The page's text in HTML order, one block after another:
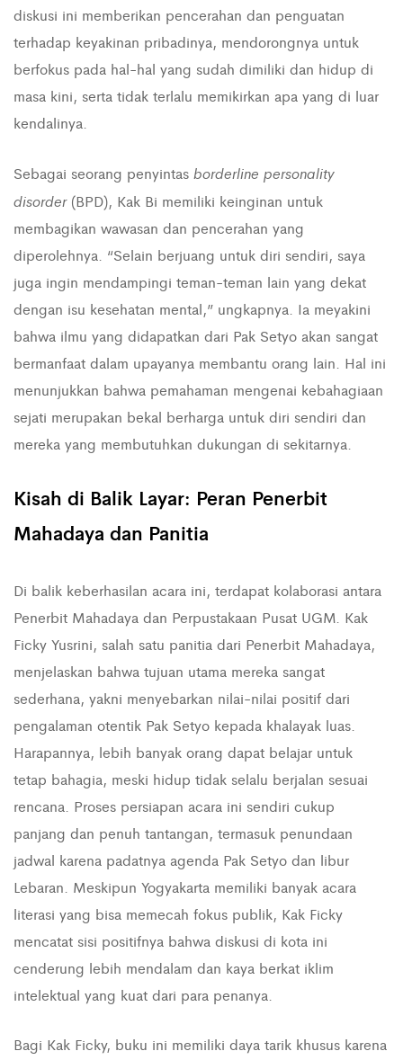
diskusi ini memberikan pencerahan dan penguatan
terhadap keyakinan pribadinya, mendorongnya untuk
berfokus pada hal-hal yang sudah dimiliki dan hidup di
masa kini, serta tidak terlalu memikirkan apa yang di luar
kendalinya.
Sebagai seorang penyintas borderline personality
disorder (BPD), Kak Bi memiliki keinginan untuk
membagikan wawasan dan pencerahan yang
diperolehnya. “Selain berjuang untuk diri sendiri, saya
juga ingin mendampingi teman-teman lain yang dekat
dengan isu kesehatan mental,” ungkapnya. Ia meyakini
bahwa ilmu yang didapatkan dari Pak Setyo akan sangat
bermanfaat dalam upayanya membantu orang lain. Hal ini
menunjukkan bahwa pemahaman mengenai kebahagiaan
sejati merupakan bekal berharga untuk diri sendiri dan
mereka yang membutuhkan dukungan di sekitarnya.
Kisah di Balik Layar: Peran Penerbit
Mahadaya dan Panitia
Di balik keberhasilan acara ini, terdapat kolaborasi antara
Penerbit Mahadaya dan Perpustakaan Pusat UGM. Kak
Ficky Yusrini, salah satu panitia dari Penerbit Mahadaya,
menjelaskan bahwa tujuan utama mereka sangat
sederhana, yakni menyebarkan nilai-nilai positif dari
pengalaman otentik Pak Setyo kepada khalayak luas.
Harapannya, lebih banyak orang dapat belajar untuk
tetap bahagia, meski hidup tidak selalu berjalan sesuai
rencana. Proses persiapan acara ini sendiri cukup
panjang dan penuh tantangan, termasuk penundaan
jadwal karena padatnya agenda Pak Setyo dan libur
Lebaran. Meskipun Yogyakarta memiliki banyak acara
literasi yang bisa memecah fokus publik, Kak Ficky
mencatat sisi positifnya bahwa diskusi di kota ini
cenderung lebih mendalam dan kaya berkat iklim
intelektual yang kuat dari para penanya.
Bagi Kak Ficky, buku ini memiliki daya tarik khusus karena